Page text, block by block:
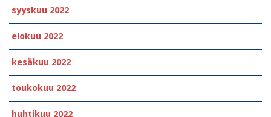
syyskuu 2022
elokuu 2022
kesäkuu 2022
toukokuu 2022
huhtikuu 2022